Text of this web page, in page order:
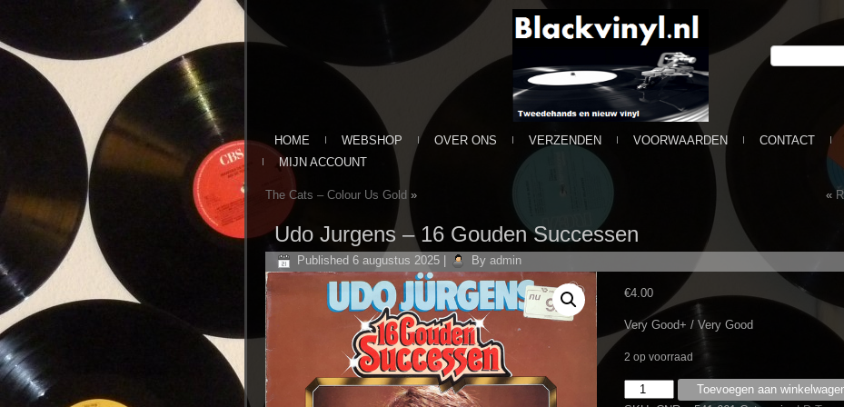
HOME WEBSHOP OVER ONS VERZENDEN VOORWAARDEN CONTACT
MIJN ACCOUNT
The Cats – Colour Us Gold » «
Udo Jurgens ‎– 16 Gouden Successen
Published 6 augustus 2025| By admin
€4.00
Very Good+ / Very Good
2 op voorraad
Udo
Toevoegen aan